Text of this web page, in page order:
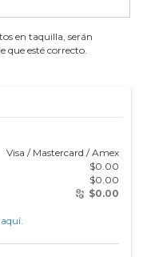
en taquilla, serán
que esté correcto.
Visa / Mastercard / Amex
$0.00
$0.00
$0.00